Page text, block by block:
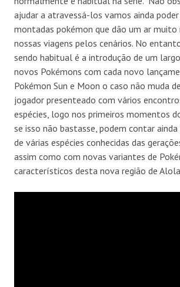
ajudar a atravessá-los vamos ainda
montadas pokémon que dão um ar muito
nossas viagens pelos cenários. No
sendo habitual é a introdução de um
novos Pokémons com cada novo
Pokémon Sun e Moon o caso não muda
jogador presenteado com vários
espécies, logo nos primeiros momentos
se isso não bastasse, podem contar
de várias espécies conhecidas das
assim como com novas variantes de
característicos desta nova região de